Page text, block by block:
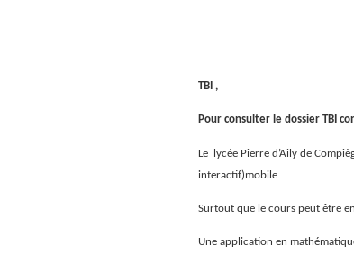
TBI ,
Pour consulter le dossier TBI
Le lycée Pierre d’Aily de
interactif)mobile
Surtout que le cours peut être
Une application en